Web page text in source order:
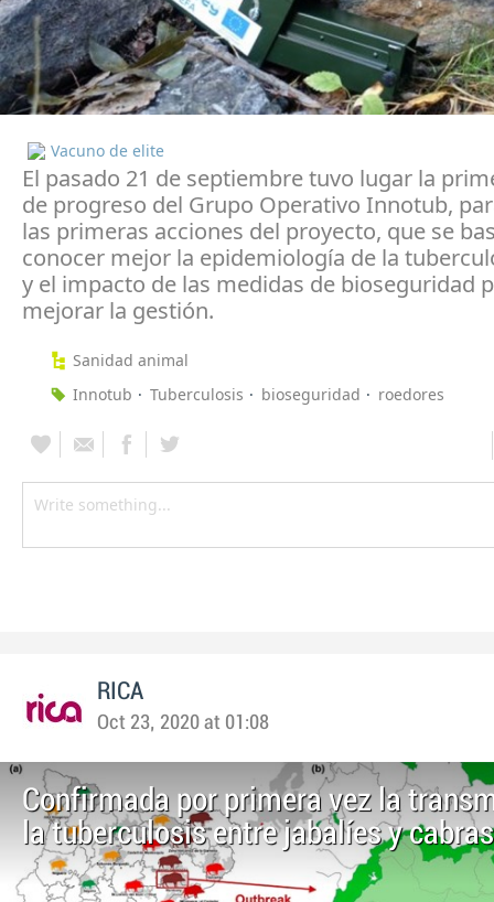
Vacuno de elite
El pasado 21 de septiembre tuvo lugar la
de progreso del Grupo Operativo Innotub,
las primeras acciones del proyecto, que se
conocer mejor la epidemiología de la
y el impacto de las medidas de bioseguridad
mejorar la gestión.
Sanidad animal
Innotub
Tuberculosis bioseguridad roedores
RICA
Oct 23, 2020 at 01:08
Confirmada por primera vez la
la tuberculosis entre jabalíes y cabras